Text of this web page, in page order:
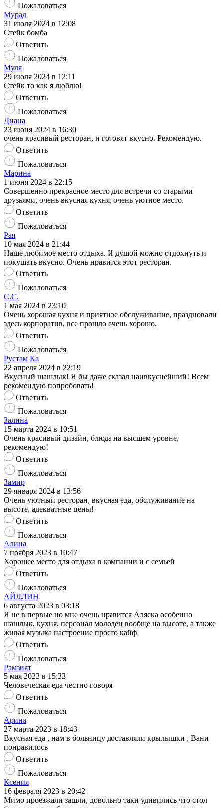
Пожаловаться
Мурад
31 июля 2024 в 12:08
Стейк бомба
Ответить
Пожаловаться
Муля
29 июля 2024 в 12:11
Стейк то как я люблю!
Ответить
Пожаловаться
Диана
23 июня 2024 в 16:30
очень красивый ресторан, и готовят вкусно. Рекомендую.
Ответить
Пожаловаться
Марина
1 июня 2024 в 22:15
Совершенно прекрасное место для встречи со старыми
друзьями, очень вкусная кухня, очень уютное место.
Ответить
Пожаловаться
Рая
10 мая 2024 в 21:44
Наше любимое место отдыха. И душой можно отдохнуть и
покушать вкусно. Очень нравится этот ресторан.
Ответить
Пожаловаться
С.С.
1 мая 2024 в 23:10
Очень хорошая кухня и приятное обслуживание, праздновали
здесь корпоратив, все прошло очень хорошо.
Ответить
Пожаловаться
Рустам Ка
22 апреля 2024 в 22:19
Вкусный шашлык! Я бы даже сказал наивкуснейший! Всем
рекомендую попробовать!
Ответить
Пожаловаться
Залина
15 марта 2024 в 10:51
Очень красивый дизайн, блюда на высшем уровне,
рекомендую!
Ответить
Пожаловаться
Замир
29 января 2024 в 13:56
Очень уютный ресторан, вкусная еда, обслуживание на
высоте, адекватные цены!
Ответить
Пожаловаться
Алина
7 ноября 2023 в 10:47
Хорошее место для отдыха в компании и с семьей
Ответить
Пожаловаться
АЙЛЛИН
6 августа 2023 в 03:18
Я не в первые но мне очень нравится Аляска особенно
шашлык, кухня, персонал молодец вообще на высоте, а также
живая музыка настроение просто кайф
Ответить
Пожаловаться
Рамзият
5 мая 2023 в 15:33
Человеческая еда честно говоря
Ответить
Пожаловаться
Арина
27 марта 2023 в 18:43
Вкусная еда , нам в больницу доставляли крылышки , Вани
понравилось
Ответить
Пожаловаться
Ксения
16 февраля 2023 в 20:42
Мимо проезжали зашли, довольно таки удивились что стол